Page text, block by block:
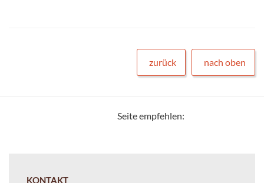
zurück nach oben
Seite empfehlen:
KONTAKT